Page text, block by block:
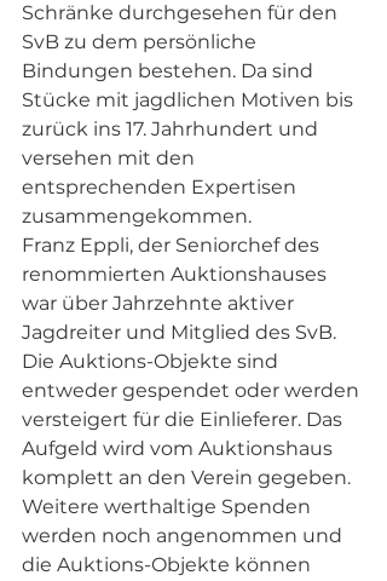
Schränke durchgesehen für den
SvB zu dem persönliche
Bindungen bestehen. Da sind
Stücke mit jagdlichen Motiven bis
zurück ins 17. Jahrhundert und
versehen mit den
entsprechenden Expertisen
zusammengekommen.
Franz Eppli, der Seniorchef des
renommierten Auktionshauses
war über Jahrzehnte aktiver
Jagdreiter und Mitglied des SvB.
Die Auktions-Objekte sind
entweder gespendet oder werden
versteigert für die Einlieferer. Das
Aufgeld wird vom Auktionshaus
komplett an den Verein gegeben.
Weitere werthaltige Spenden
werden noch angenommen und
die Auktions-Objekte können